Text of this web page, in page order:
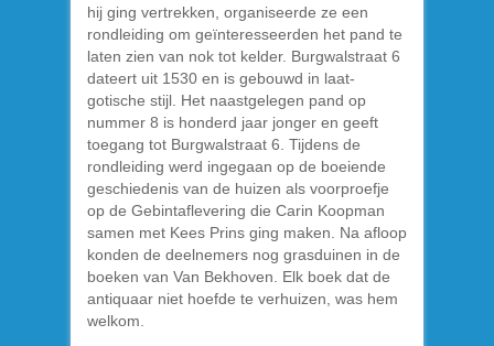
hij ging vertrekken, organiseerde ze een
rondleiding om geïnteresseerden het pand te
laten zien van nok tot kelder. Burgwalstraat 6
dateert uit 1530 en is gebouwd in laat-
gotische stijl. Het naastgelegen pand op
nummer 8 is honderd jaar jonger en geeft
toegang tot Burgwalstraat 6. Tijdens de
rondleiding werd ingegaan op de boeiende
geschiedenis van de huizen als voorproefje
op de Gebintaflevering die Carin Koopman
samen met Kees Prins ging maken. Na afloop
konden de deelnemers nog grasduinen in de
boeken van Van Bekhoven. Elk boek dat de
antiquaar niet hoefde te verhuizen, was hem
welkom.